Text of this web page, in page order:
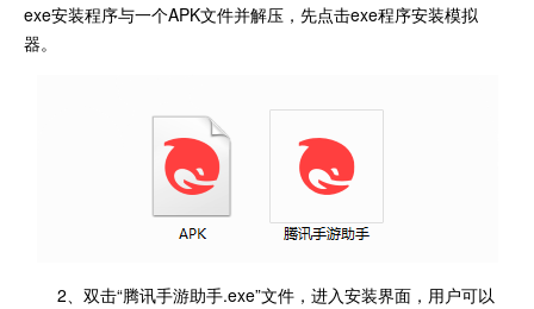
exe安装程序与一个APK文件并解压，先点击exe程序安装模拟
器。
2、双击“腾讯手游助手.exe”文件，进入安装界面，用户可以